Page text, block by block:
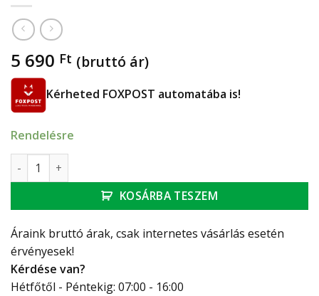
5 690 Ft (bruttó ár)
Kérheted FOXPOST automatába is!
Rendelésre
Viega Prestabo hollandis csatlakozó csavarzat 22-3/4" KM
KOSÁRBA TESZEM
Áraink bruttó árak, csak internetes vásárlás esetén
érvényesek!
Kérdése van?
Hétfőtől - Péntekig: 07:00 - 16:00